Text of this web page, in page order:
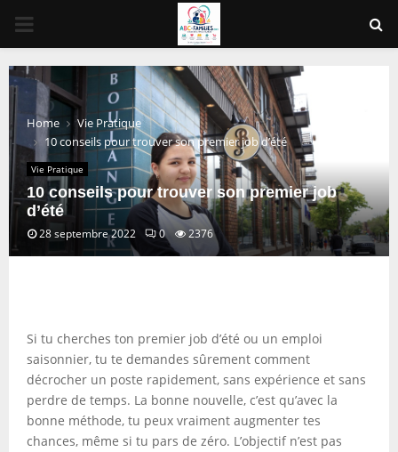
PRIMARY
MENU
Home
Vie Pratique
10 conseils pour trouver son premier job d’été
Vie Pratique
10 conseils pour trouver son premier job
d’été
28 septembre 2022 0 2376
Si tu cherches ton premier job d’été ou un emploi
saisonnier, tu te demandes sûrement comment
décrocher un poste rapidement, sans expérience et sans
perdre de temps. La bonne nouvelle, c’est qu’avec la
bonne méthode, tu peux vraiment augmenter tes
chances, même si tu pars de zéro. L’objectif n’est pas